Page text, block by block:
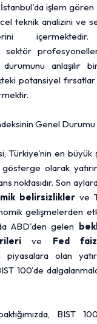
işlem gören
teknik analizini ve
sektör
anlaşılır
potansiyel
Genel Durumu
Türkiye’nin en büyük
olarak
noktasıdır. Son
belirsizliklerve
gelişmelerden
ABD'den gelen
ve Fed
olan
100'de
BIST